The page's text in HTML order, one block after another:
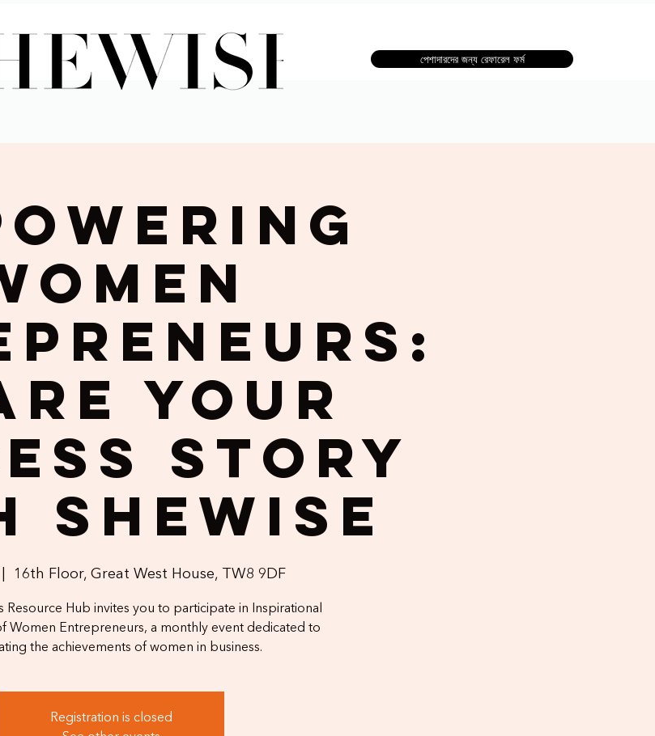
পেশাদারদের জন্য রেফারেল ফর্ম
Your
Story
Shewise
16th Floor, Great West House, TW8 9DF
Resource Hub invites you to participate in Inspirational
Women Entrepreneurs, a monthly event dedicated to
the achievements of women in business.
Registration is closed